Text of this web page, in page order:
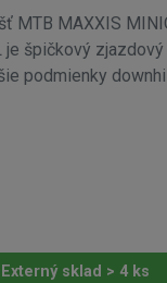
MTB MAXXIS
je špičkový
podmienky
Externý sklad > 4 ks